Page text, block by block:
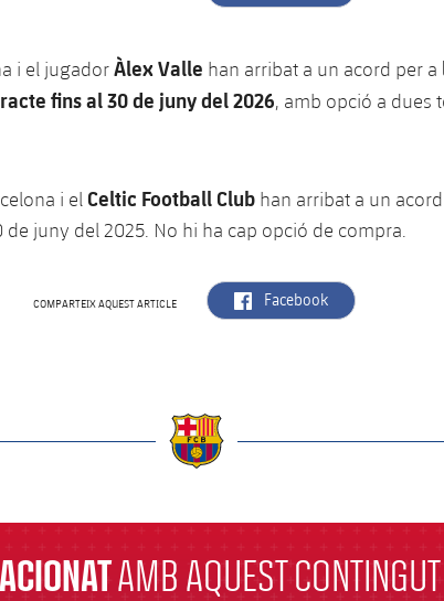
i el jugadorÀlex Valle han arribat a un acord per a
fins al 30 de juny del 2026, amb opció a dues
i el Celtic Football Club han arribat a un
de juny del 2025. No hi ha cap opció de compra.
COMPARTEIX AQUEST ARTICLE label.aria.facebook
Facebook
AMB AQUEST CONTINGUT